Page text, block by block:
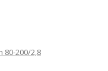
80-200/2,8